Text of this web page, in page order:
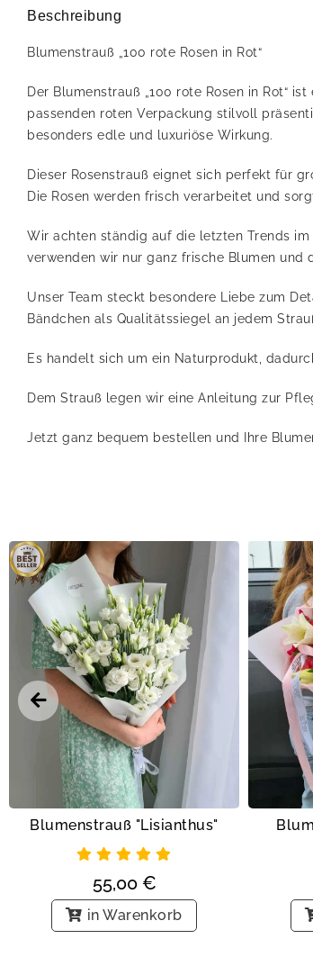
Beschreibung
Blumenstrauß „100 rote Rosen in Rot“
Der Blumenstrauß „100 rote Rosen in Rot“
passenden roten Verpackung stilvoll
besonders edle und luxuriöse Wirkung.
Dieser Rosenstrauß eignet sich perfekt für
Die Rosen werden frisch verarbeitet und
Wir achten ständig auf die letzten Trends
verwenden wir nur ganz frische Blumen und
Unser Team steckt besondere Liebe zum
Bändchen als Qualitätssiegel an jedem
Es handelt sich um ein Naturprodukt,
Dem Strauß legen wir eine Anleitung zur
Jetzt ganz bequem bestellen und Ihre
Blumenstrauß "Lisianthus"
55,00 €
in Warenkorb